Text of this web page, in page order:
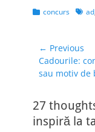
Categories
concurs Tagsad
Navigare
în
articole
← Previous
Previous
post:
Cadourile:
sau motiv de
27
inspiră la